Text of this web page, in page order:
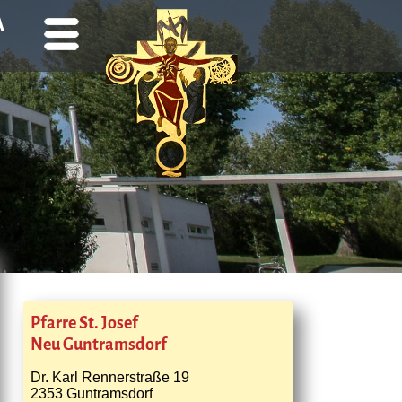
Pfarre St. Josef
Neu Guntramsdorf
Dr. Karl Rennerstraße 19
2353 Guntramsdorf